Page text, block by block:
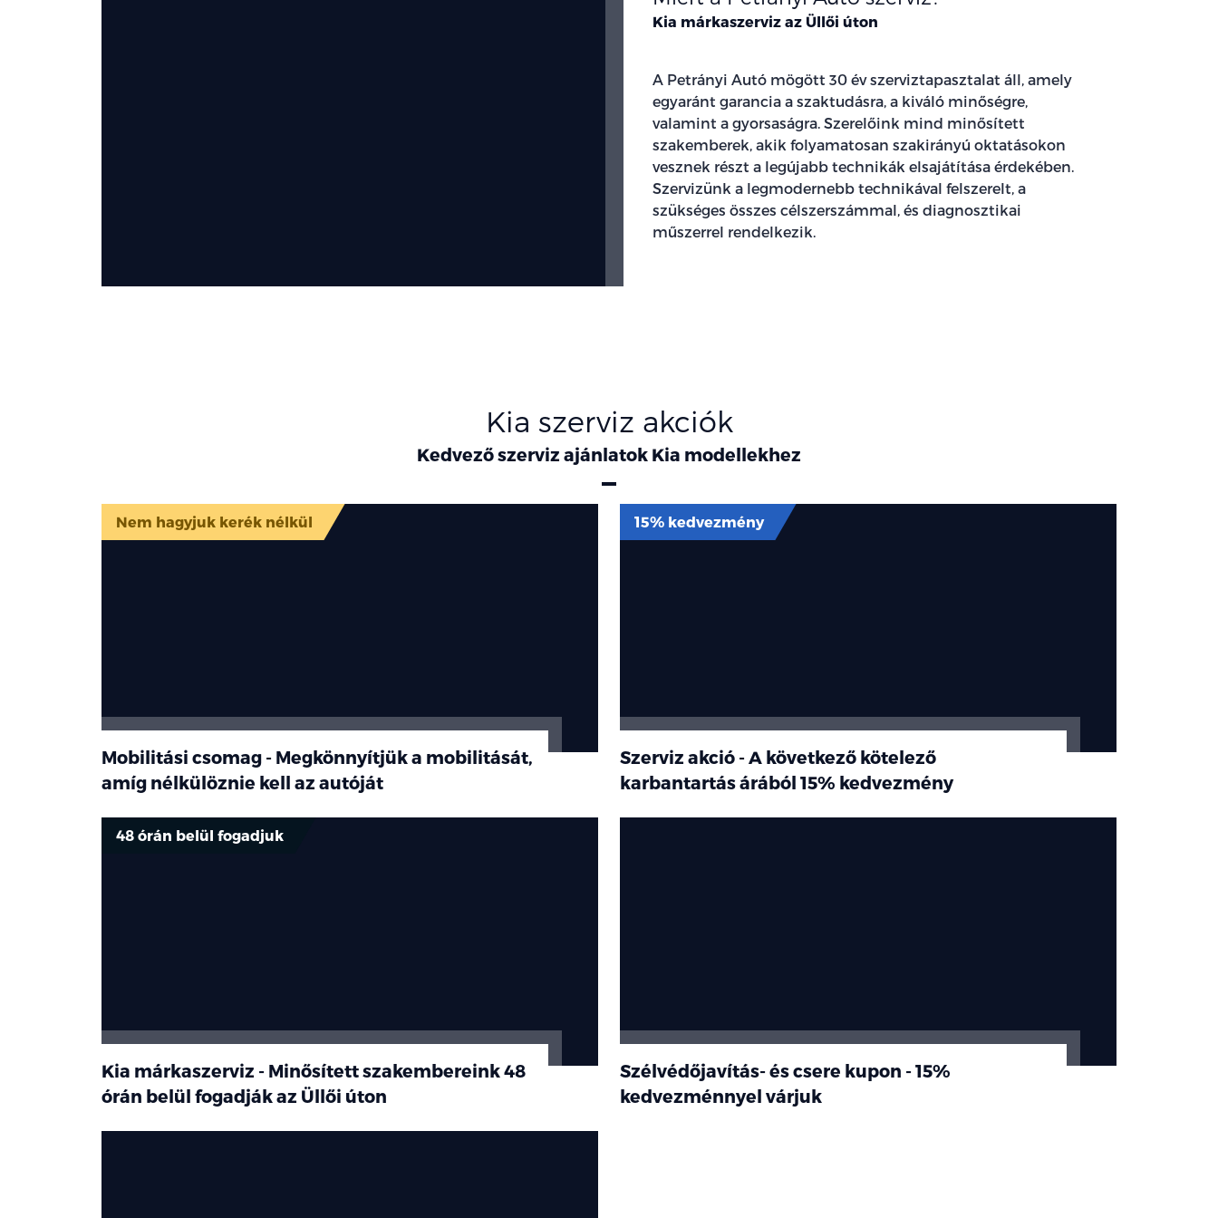
Kia márkaszerviz az Üllői úton
A Petrányi Autó mögött 30 év szerviztapasztalat áll, amely
egyaránt garancia a szaktudásra, a kiváló minőségre,
valamint a gyorsaságra. Szerelőink mind minősített
szakemberek, akik folyamatosan szakirányú oktatásokon
vesznek részt a legújabb technikák elsajátítása érdekében.
Szervizünk a legmodernebb technikával felszerelt, a
szükséges összes célszerszámmal, és diagnosztikai
műszerrel rendelkezik.
Kia szerviz akciók
Kedvező szerviz ajánlatok Kia modellekhez
Mobilitási csomag - Megkönnyítjük a mobilitását,
amíg nélkülöznie kell az autóját
Nem hagyjuk kerék nélkül
Szerviz akció - A következő kötelező
karbantartás árából 15% kedvezmény
15% kedvezmény
Kia márkaszerviz - Minősített szakembereink 48
órán belül fogadják az Üllői úton
48 órán belül fogadjuk
Szélvédőjavítás- és csere kupon - 15%
kedvezménnyel várjuk